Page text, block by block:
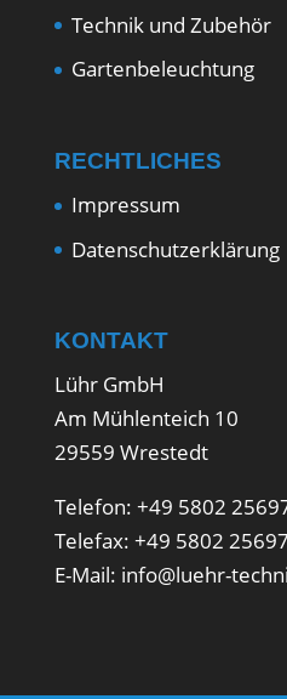
Technik und Zubehör
Gartenbeleuchtung
RECHTLICHES
Impressum
Datenschutzerklärung
KONTAKT
Lühr GmbH
Am Mühlenteich 10
29559 Wrestedt
Telefon: +49 5802
Telefax: +49 5802
E-Mail: info@luehr-